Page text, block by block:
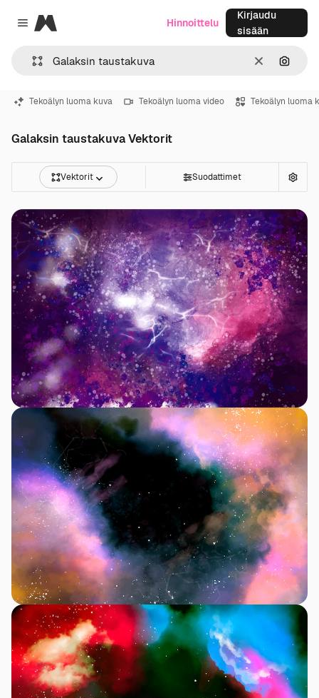
Close menu
Magnific
SelkeäHae
Hinnoittelu
Kirjaudu
sisään
Tekoälyn luoma kuva Tekoälyn luoma video Tekoälyn luoma
Galaksin taustakuva Vektorit
Vektorit Suodattimet